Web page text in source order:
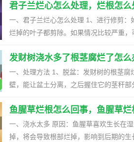
可能性了，直接放弃即可，不会再活。 2、根盘完好：如果整个风信子种球，把霉烂的部分全部割掉后，
还有完好的根盘，哪怕只剩1/2或者1/3
器清洗干净，换上新的水质，然后重新栽培。 二、根部缺氧 原因：如果水位比较高，根部会
在水中，导致根部缺氧，也会导致烂根
烂的根部剪掉，还需要将容器之中的水倒出
理方法：如果周边的温度比较低，需要
烂根后就先将腐烂的部分切除，放在温
君子兰烂心怎么处理，烂根怎么
一、君子兰烂心怎么处理 1、进行修剪
烂掉的叶子都剪除。如果情况比较严重，可以将整侧的叶子都
15-20分钟左右即可。此外，如果有多菌
养：经过消毒以后，要将植株放在一个
适当遮光、控水，来让它恢复生长。 二、君子兰烂根怎么处理 1、脱盆修剪：如果君子兰烂根了，需要将
除。如果植株上有黄叶烂叶，需要一并剪除。 2、进行消毒：在修剪完烂根以后，同样需要消
的底部朝下，放在装有多菌灵溶液的盆
窗边晾干。 3、换土重栽：将花盆中剩余
发财树浇水多了根茎腐烂了怎
一、处理方法 1、脱盆：发财树的根茎
壁，能让盆土分离，之后握住它的茎秆
比较严重的话，可以全部剪掉。但在修
高锰酸钾。如果有必要的话，还可涂抹
候先在盆中挖个洞，把发财树放进去用
鱼腥草烂根怎么回事，鱼腥草
一、浇水太多 原因：鱼腥草喜欢生长在湿润的环境中，但是不喜欢水湿，一旦浇水太多，根部没有吸收
掉，将会导致根部烂掉，影响到后期的